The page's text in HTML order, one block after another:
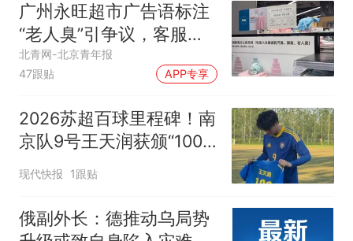
广州永旺超市广告语标注
“老人臭”引争议，客服回
应
北青网-北京青年报
47跟贴
APP专享
2026苏超百球里程碑！南
京队9号王天润获颁“100”
纪念球衣
现代快报 1跟贴
俄副外长：德推动乌局势